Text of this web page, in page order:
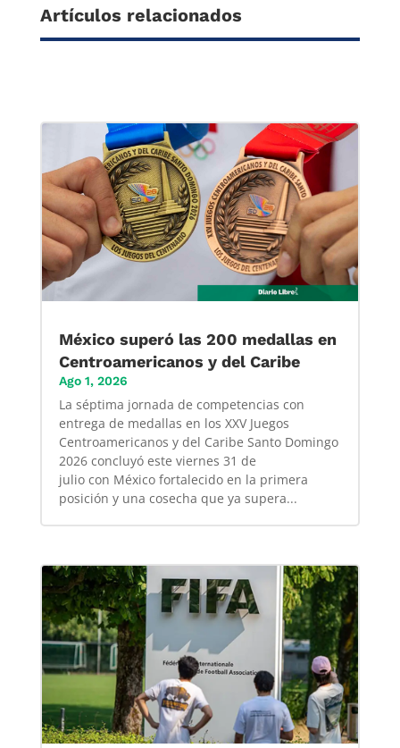
Artículos relacionados
México superó las 200 medallas en
Centroamericanos y del Caribe
Ago 1, 2026
La séptima jornada de competencias con
entrega de medallas en los XXV Juegos
Centroamericanos y del Caribe Santo Domingo
2026 concluyó este viernes 31 de
julio con México fortalecido en la primera
posición y una cosecha que ya supera...